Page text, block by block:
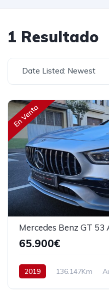
1 Resultado
Date Listed: Newest
En Venta
Mercedes Benz GT 53
65.900€
2019 136.147Km